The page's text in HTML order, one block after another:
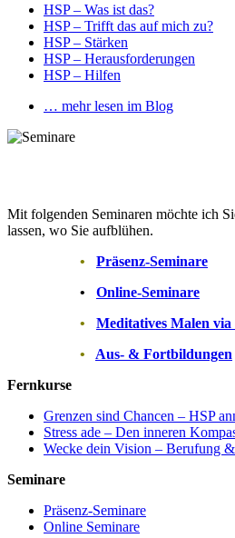
HSP – Was ist das?
HSP – Trifft das auf mich zu?
HSP – Stärken
HSP – Herausforderungen
HSP – Hilfen
… mehr lesen im Blog
Mit folgenden Seminaren möchte ich
lassen, wo Sie aufblühen.
• Präsenz-Seminare
• Online-Seminare
• Meditatives Malen via
• Aus- & Fortbildungen
Fernkurse
Grenzen sind Chancen – HSP
Stress ade – Den inneren
Wecke dein Vision – Berufung
Seminare
Präsenz-Seminare
Online Seminare